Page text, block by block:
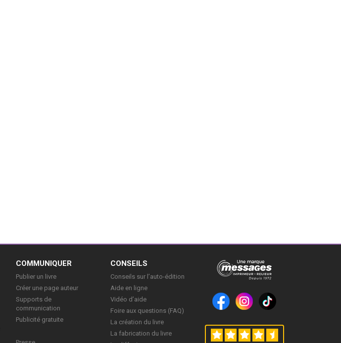
COMMUNIQUER
Publier un livre
Créer une page auteur
Supports de
communication
Publicité gratuite
CONSEILS
Conseils sur l’auto-édition
Aide en ligne
Vidéo d’aide
Foire aux questions (FAQ)
La création du livre
La fabrication du livre